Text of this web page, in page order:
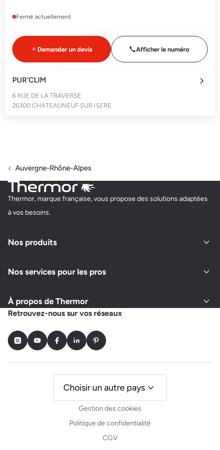
Fermé actuellement
Demander un devis Afficher le numéro
PUR'CLIM
6 RUE DE LA TRAVERSE
26300 CHATEAUNEUF SUR ISERE
MS CLIMATE (MACLEM)
26350 CRÉPOL
Fermé actuellement
Demander un devis
Auvergne-Rhône-Alpes
Thermor, marque française, vous propose des solutions adaptées
à vos besoins.
Nos produits
Nos services pour les pros
À propos de Thermor
Retrouvez-nous sur vos réseaux
InstagramYoutubeFacebookLinkedInPinterest
Gestion des cookies
Politique de confidentialité
CGV
Choisir un autre pays